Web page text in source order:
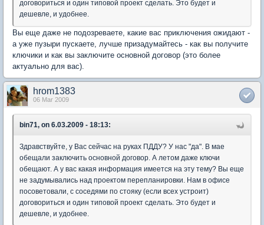
договориться и один типовой проект сделать. Это будет и
дешевле, и удобнее.
Вы еще даже не подозреваете, какие вас приключения ожидают -
а уже пузыри пускаете, лучше призадумайтесь - как вы получите
ключики и как вы заключите основной договор (это более
актуально для вас).
hrom1383
06 Mar 2009
bin71, on 6.03.2009 - 18:13:
Здравствуйте, у Вас сейчас на руках ПДДУ? У нас "да". В мае
обещали заключить основной договор. А летом даже ключи
обещают. А у вас какая информация имеется на эту тему? Вы еще
не задумывались над проектом перепланировки. Нам в офисе
посоветовали, с соседями по стояку (если всех устроит)
договориться и один типовой проект сделать. Это будет и
дешевле, и удобнее.